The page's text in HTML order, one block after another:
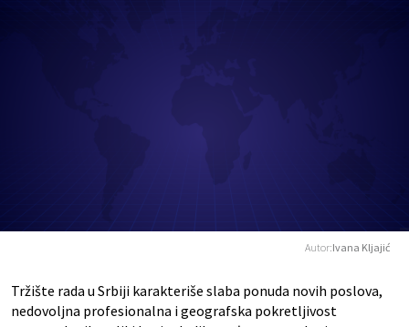
Autor:Ivana Kljajić
Tržište rada u Srbiji karakteriše slaba ponuda novih poslova,
nedovoljna profesionalna i geografska pokretljivost